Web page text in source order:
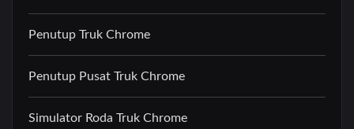
Penutup Truk Chrome
Penutup Pusat Truk Chrome
Simulator Roda Truk Chrome